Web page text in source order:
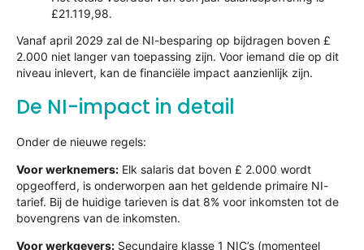
£21.119,98.
Vanaf april 2029 zal de NI-besparing op bijdragen boven £
2.000 niet langer van toepassing zijn. Voor iemand die op dit
niveau inlevert, kan de financiële impact aanzienlijk zijn.
De NI-impact in detail
Onder de nieuwe regels:
Voor werknemers: Elk salaris dat boven £ 2.000 wordt
opgeofferd, is onderworpen aan het geldende primaire NI-
tarief. Bij de huidige tarieven is dat 8% voor inkomsten tot de
bovengrens van de inkomsten.
Voor werkgevers: Secundaire klasse 1 NIC’s (momenteel